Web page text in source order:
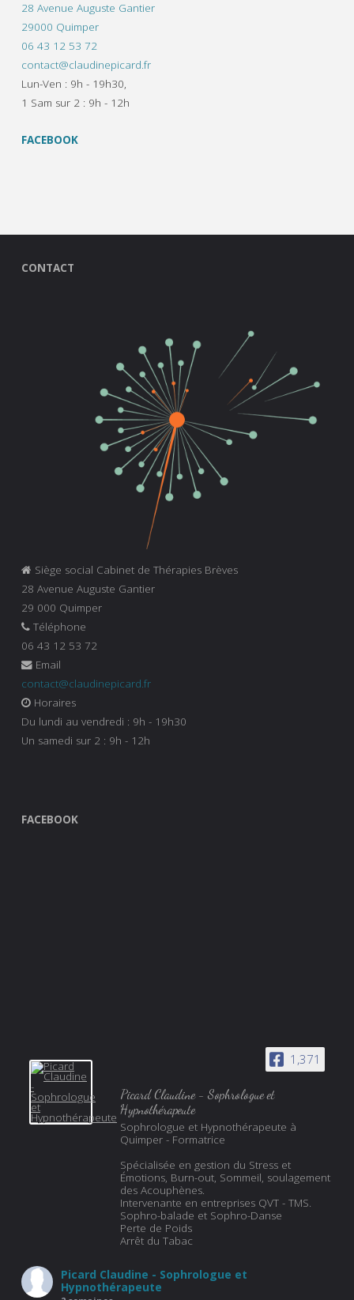
28 Avenue Auguste Gantier
29000 Quimper
06 43 12 53 72
contact@claudinepicard.fr
Lun-Ven : 9h - 19h30,
1 Sam sur 2 : 9h - 12h
FACEBOOK
CONTACT
Siège social Cabinet de Thérapies Brèves
28 Avenue Auguste Gantier
29 000 Quimper
Téléphone
06 43 12 53 72
Email
contact@claudinepicard.fr
Horaires
Du lundi au vendredi : 9h - 19h30
Un samedi sur 2 : 9h - 12h
FACEBOOK
1,371
Picard Claudine - Sophrologue et
Hypnothérapeute
Sophrologue et Hypnothérapeute à
Quimper - Formatrice
Spécialisée en gestion du Stress et
Émotions, Burn-out, Sommeil, soulagement
des Acouphènes.
Intervenante en entreprises QVT - TMS.
Sophro-balade et Sophro-Danse
Perte de Poids
Arrêt du Tabac
Picard Claudine - Sophrologue et
Hypnothérapeute